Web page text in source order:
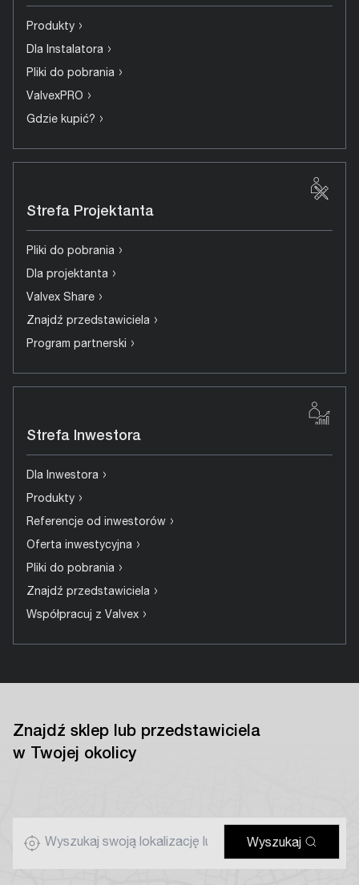
Produkty ›
Dla Instalatora ›
Pliki do pobrania ›
ValvexPRO ›
Gdzie kupić? ›
Strefa Projektanta
Pliki do pobrania ›
Dla projektanta ›
Valvex Share ›
Znajdź przedstawiciela ›
Program partnerski ›
Strefa Inwestora
Dla Inwestora ›
Produkty ›
Referencje od inwestorów ›
Oferta inwestycyjna ›
Pliki do pobrania ›
Znajdź przedstawiciela ›
Współpracuj z Valvex ›
Znajdź sklep lub przedstawiciela
w Twojej okolicy
Wyszukaj